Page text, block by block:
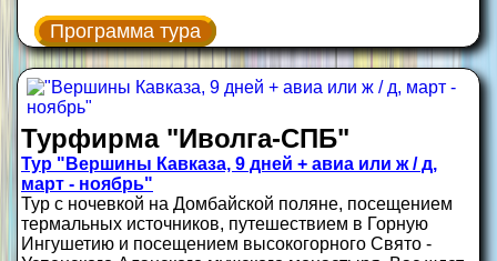
Программа тура
Турфирма "Иволга-СПБ"
Тур "Вершины Кавказа, 9 дней + авиа или ж / д,
март - ноябрь"
Тур с ночевкой на Домбайской поляне, посещением
термальных источников, путешествием в Горную
Ингушетию и посещением высокогорного Свято -